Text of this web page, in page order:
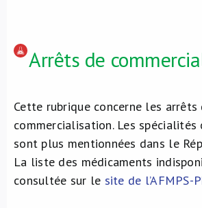
Arrêts de
Cette rubrique concerne les
commercialisation. Les spécialités
sont plus mentionnées dans le
La liste des médicaments
consultée sur le site de l’AFMPS-